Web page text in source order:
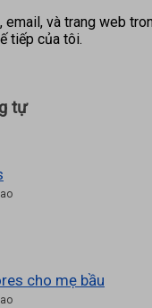
email, và trang web
tiếp của tôi.
tự
cho mẹ bầu